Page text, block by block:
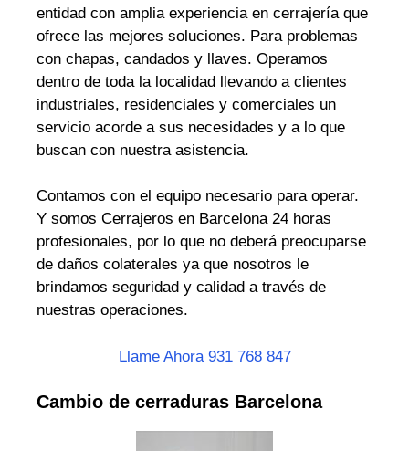
entidad con amplia experiencia en cerrajería que
ofrece las mejores soluciones. Para problemas
con chapas, candados y llaves. Operamos
dentro de toda la localidad llevando a clientes
industriales, residenciales y comerciales un
servicio acorde a sus necesidades y a lo que
buscan con nuestra asistencia.
Contamos con el equipo necesario para operar.
Y somos Cerrajeros en Barcelona 24 horas
profesionales, por lo que no deberá preocuparse
de daños colaterales ya que nosotros le
brindamos seguridad y calidad a través de
nuestras operaciones.
Llame Ahora 931 768 847
Cambio de cerraduras Barcelona